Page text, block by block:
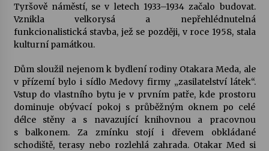
Tyršově náměstí, se v letech 1933–1934 začalo budovat.
Vznikla velkorysá a nepřehlédnutelná
funkcionalistická stavba, jež se později, v roce 1958, stala
kulturní památkou.
Dům sloužil nejenom k bydlení rodiny Otakara Meda, ale
v přízemí bylo i sídlo Medovy firmy „zasilatelství látek“.
Vstup do vlastního bytu je v prvním patře, kde prostoru
dominuje obývací pokoj s průběžným oknem po celé
délce stěny a s navazující knihovnou a pracovnou
s balkonem. Za zmínku stojí i dřevem obkládané
schodiště, terasy nebo rozlehlá zahrada. Otakar Med si